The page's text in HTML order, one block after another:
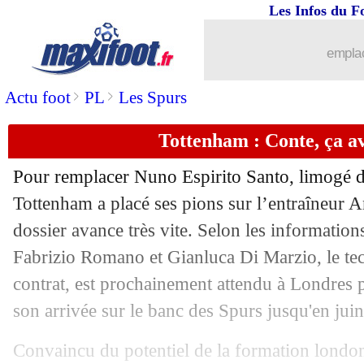
Actu foot> PL > Les Spurs
Les Infos du
Tottenham : Conte, ça
Pour remplacer Nuno Espirito Santo, limogé
Tottenham a placé ses pions sur l’entraîneur
dossier avance très vite. Selon les
Fabrizio Romano et Gianluca Di Marzio, le
contrat, est prochainement attendu à Londres
son arrivée sur le banc des Spurs jusqu'en
Convaincu du potentiel de la formation
Lyon: les gros efforts d'Aouar
01/11 Real: Hazard ne veut pas partir en
: Sampaoli retient la solidité
01/11 PSG: Messi vers un forfait contre
01/11 Tottenham : Solskjaer a une pensée
01/11 EdF : Matuidi est parti la "tête haute"
01/11 Lille: Niasse demande un bon de
Barça : Sergi donne des nouvelles